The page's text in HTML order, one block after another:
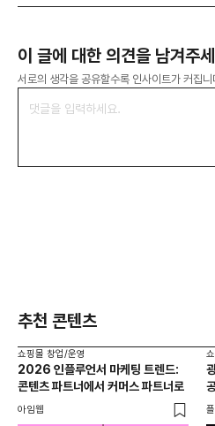
이 글에 대한 의견을 남겨주
서로의 생각을 공유할수록 인사이트가 커집니
추천 콘텐츠
쇼핑몰 창업/운영
2026 인플루언서 마케팅 트렌드:
콘텐츠 파트너에서 커머스 파트너로
아임웹